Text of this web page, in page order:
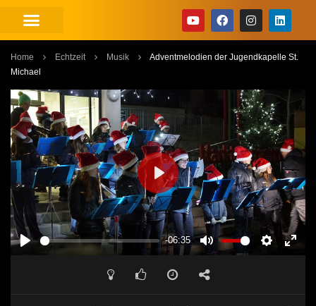
Home Echtzeit Musik
Adventmelodien der Jugendkapelle St.
Michael
PLAY
-06:35
MUTE SETTINGS
PLAY